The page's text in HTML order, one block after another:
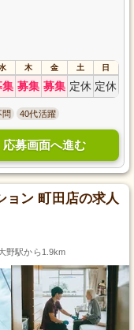
木 金 土 日
集 募集 募集 定休 定休
問 40代活躍
応募画面へ進む
ョン 町田店の求人
野駅から1.9km